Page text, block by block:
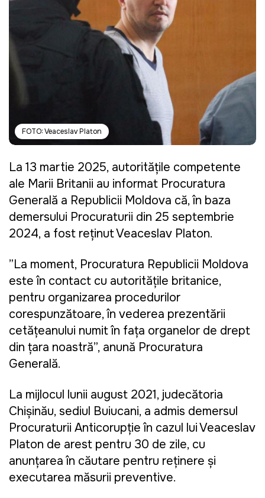
FOTO: Veaceslav Platon
La 13 martie 2025, autoritățile competente
ale Marii Britanii au informat Procuratura
Generală a Republicii Moldova că, în baza
demersului Procuraturii din 25 septembrie
2024, a fost reținut Veaceslav Platon.
”La moment, Procuratura Republicii Moldova
este în contact cu autoritățile britanice,
pentru organizarea procedurilor
corespunzătoare, în vederea prezentării
cetățeanului numit în fața organelor de drept
din țara noastră”, anunță Procuratura
Generală.
La mijlocul lunii august 2021, judecătoria
Chișinău, sediul Buiucani, a admis demersul
Procuraturii Anticorupție în cazul lui Veaceslav
Platon de arest pentru 30 de zile, cu
anunțarea în căutare pentru reținere și
executarea măsurii preventive.